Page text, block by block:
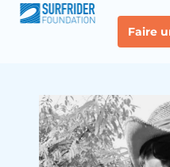
Faire